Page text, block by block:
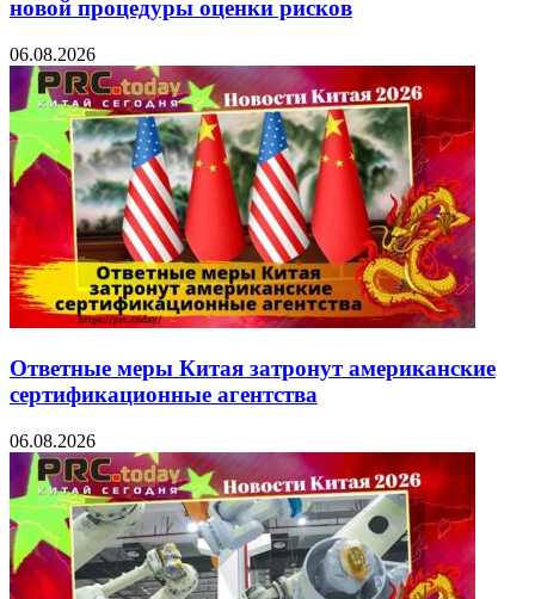
новой процедуры оценки рисков
06.08.2026
Ответные меры Китая затронут американские
сертификационные агентства
06.08.2026